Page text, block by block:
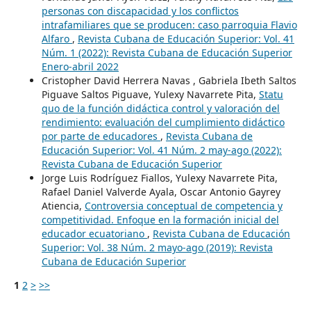
personas con discapacidad y los conflictos
intrafamiliares que se producen: caso parroquia Flavio
Alfaro , Revista Cubana de Educación Superior: Vol. 41
Núm. 1 (2022): Revista Cubana de Educación Superior
Enero-abril 2022
Cristopher David Herrera Navas , Gabriela Ibeth Saltos
Piguave Saltos Piguave, Yulexy Navarrete Pita, Statu
quo de la función didáctica control y valoración del
rendimiento: evaluación del cumplimiento didáctico
por parte de educadores , Revista Cubana de
Educación Superior: Vol. 41 Núm. 2 may-ago (2022):
Revista Cubana de Educación Superior
Jorge Luis Rodríguez Fiallos, Yulexy Navarrete Pita,
Rafael Daniel Valverde Ayala, Oscar Antonio Gayrey
Atiencia, Controversia conceptual de competencia y
competitividad. Enfoque en la formación inicial del
educador ecuatoriano , Revista Cubana de Educación
Superior: Vol. 38 Núm. 2 mayo-ago (2019): Revista
Cubana de Educación Superior
1 2 > >>